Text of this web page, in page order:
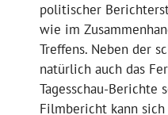
politischer
wie im
Treffens. Neben der
natürlich auch das
Tagesschau-Berichte
Filmbericht kann